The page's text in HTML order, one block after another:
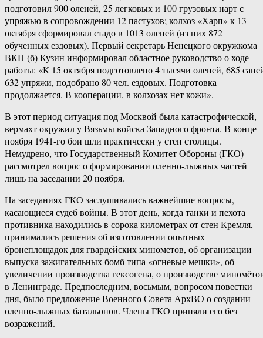
подготовил 900 оленей, 25 легковых и 100 грузовых нарт с
упряжью в сопровождении 12 пастухов; колхоз «Харп» к 13
октября сформировал стадо в 1013 оленей (из них 872
обученных ездовых). Первый секретарь Ненецкого окружкома
ВКП (б) Кузин информировал областное руководство о ходе
работы: «К 15 октября подготовлено 4 тысячи оленей, 685
632 упряжи, подобрано 80 чел. ездовых. Подготовка
продолжается. В кооперации, в колхозах нет кожи».
В этот период ситуация под Москвой была катастрофической,
вермахт окружил у Вязьмы войска Западного фронта. В конце
ноября 1941-го бои шли практически у стен столицы.
Немудрено, что Государственный Комитет Обороны (ГКО)
рассмотрел вопрос о формировании оленно-лыжных частей
лишь на заседании 20 ноября.
На заседаниях ГКО заслушивались важнейшие вопросы,
касающиеся судеб войны. В этот день, когда танки и пехота
противника находились в сорока километрах от стен Кремля,
принимались решения об изготовлении опытных
бронеплощадок для гвардейских минометов, об организации
выпуска зажигательных бомб типа «огневые мешки», об
увеличении производства гексогена, о производстве
в Ленинграде. Предпоследним, восьмым, вопросом повестки
дня, было предложение Военного Совета АрхВО о создании
оленно-лыжных батальонов. Члены ГКО приняли его без
возражений.